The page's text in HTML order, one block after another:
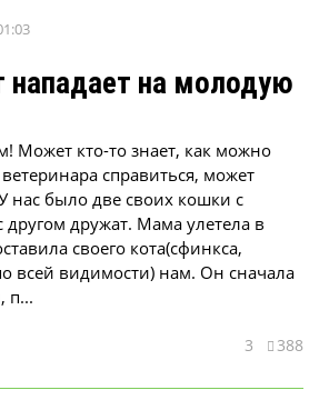
нападает на молодую
Может кто-то знает, как можно
справиться, может
нас было две своих кошки с
дружат. Мама улетела в
своего кота(сфинкса,
всей видимости) нам. Он сначала
п...
3 388